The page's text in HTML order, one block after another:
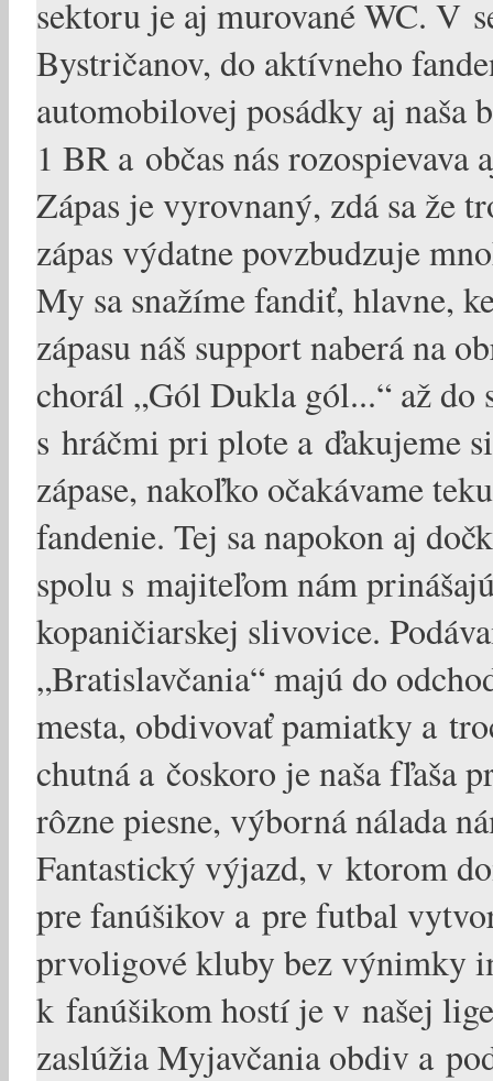
sektoru je aj murované WC. V
Bystričanov, do aktívneho
automobilovej posádky aj
1 BR a občas nás
Zápas je vyrovnaný, zdá sa že
zápas výdatne povzbudzuje
My sa snažíme fandiť, hlavne,
zápasu náš support naberá na
chorál „Gól Dukla gól...“ až do
s hráčmi pri plote a ďakujeme
zápase, nakoľko očakávame
fandenie. Tej sa napokon aj
spolu s majiteľom nám
kopaničiarskej slivovice.
„Bratislavčania“ majú do
mesta, obdivovať pamiatky a
chutná a čoskoro je naša fľaša
rôzne piesne, výborná nálada
Fantastický výjazd, v ktorom
pre fanúšikov a pre futbal
prvoligové kluby bez výnimky
k fanúšikom hostí je v našej
zaslúžia Myjavčania obdiv a